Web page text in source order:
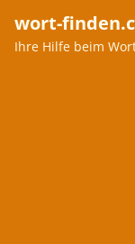
wort-
Ihre Hilfe beim